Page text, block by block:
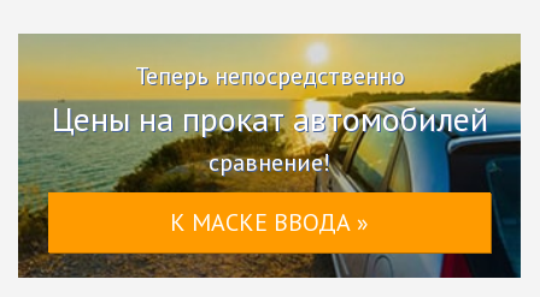
Теперь непосредственно
Цены на прокат автомобилей
сравнение!
К МАСКЕ ВВОДА »